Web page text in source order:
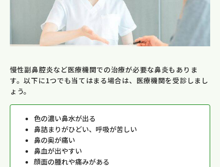
慢性副鼻腔炎など医療機関での治療が必要な鼻炎もありま
す。以下に1つでも当てはまる場合は、医療機関を受診しまし
ょう。
色の濃い鼻水が出る
鼻詰まりがひどい、呼吸が苦しい
鼻の奥が痛い
鼻血が出やすい
顔面の腫れや痛みがある